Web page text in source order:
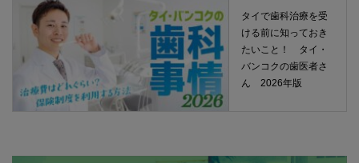
タイで歯科治療を受
ける前に知っておき
たいこと！ タイ・
バンコクの歯医者さ
ん 2026年版